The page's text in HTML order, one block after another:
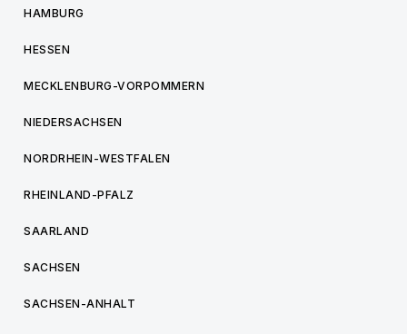
HAMBURG
HESSEN
MECKLENBURG-VORPOMMERN
NIEDERSACHSEN
NORDRHEIN-WESTFALEN
RHEINLAND-PFALZ
SAARLAND
SACHSEN
SACHSEN-ANHALT